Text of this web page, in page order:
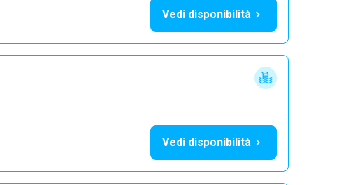
Vedi disponibilità
Vedi disponibilità